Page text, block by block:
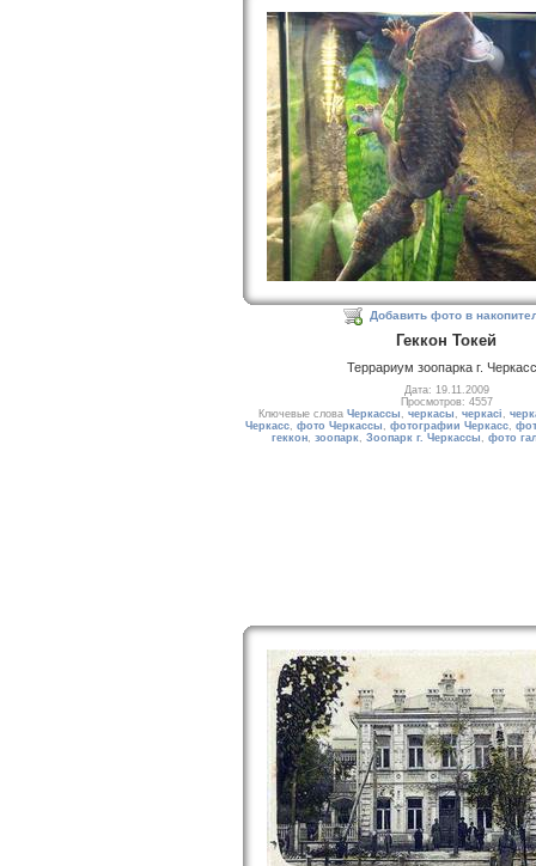
Добавить фото в
Геккон Токей
Террариум зоопарка г.
Дата: 19.11.2009
Просмотров: 4557
Ключевые слова Черкассы , черкасы , черкасі ,
Черкасс, фото Черкассы , фотографии Черкасс,
геккон, зоопарк, Зоопарк г. Черкассы , фото